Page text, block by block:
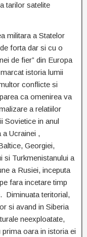
tarilor satelite
militara a Statelor
forta dar si cu o
de fier” din Europa
istoria lumii
conflicte si
ca omenirea va
a relatiilor
Sovietice in anul
a Ucrainei ,
Georgiei,
si Turkmenistanului a
a Rusiei, inceputa
fara incetare timp
Diminuata teritorial,
si avand in Siberia
neexploatate,
oara in istoria ei